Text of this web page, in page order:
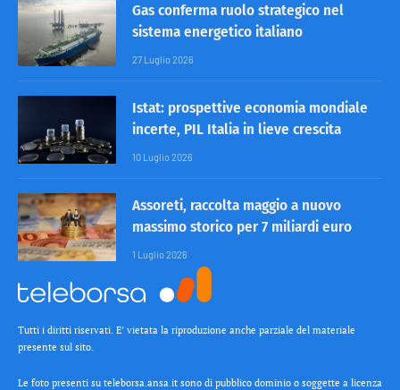
Gas conferma ruolo strategico nel
sistema energetico italiano
27 Luglio 2026
Istat: prospettive economia mondiale
incerte, PIL Italia in lieve crescita
10 Luglio 2026
Assoreti, raccolta maggio a nuovo
massimo storico per 7 miliardi euro
1 Luglio 2026
Tutti i diritti riservati. E’ vietata la riproduzione anche parziale del materiale
presente sul sito.
Le foto presenti su teleborsa.ansa.it sono di pubblico dominio o soggette a licenza